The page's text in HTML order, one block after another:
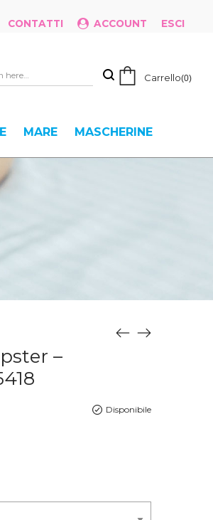
CONTATTI ACCOUNT ESCI
Carrello 0
MARE MASCHERINE
–
Disponibile